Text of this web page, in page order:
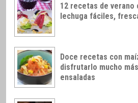
12 recetas de verano
lechuga fáciles,
Doce recetas con
disfrutarlo mucho
ensaladas